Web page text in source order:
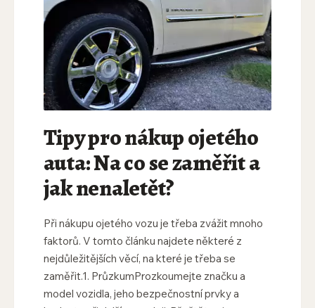
Tipy pro nákup ojetého
auta: Na co se zaměřit a
jak nenaletět?
Při nákupu ojetého vozu je třeba zvážit mnoho
faktorů. V tomto článku najdete některé z
nejdůležitějších věcí, na které je třeba se
zaměřit.1. PrůzkumProzkoumejte značku a
model vozidla, jeho bezpečnostní prvky a